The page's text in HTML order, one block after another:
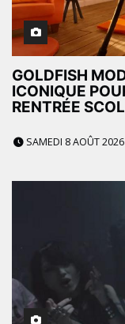
GOLDFISH
ICONIQUE
RENTRÉE
SAMEDI 8 AOÛT 2026